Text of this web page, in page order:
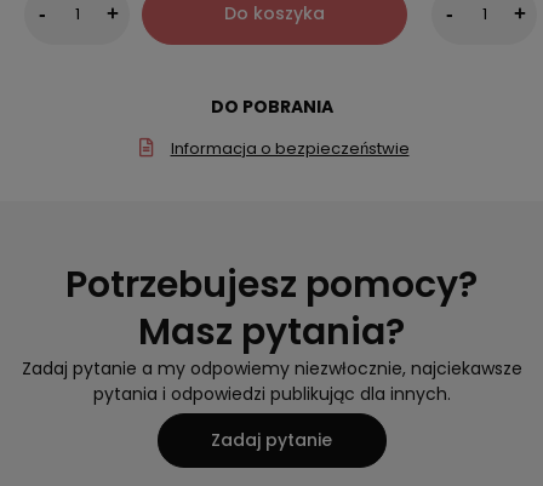
- + Do koszyka - +
DO POBRANIA
Informacja o bezpieczeństwie
Potrzebujesz pomocy?
Masz pytania?
Zadaj pytanie a my odpowiemy niezwłocznie, najciekawsze
pytania i odpowiedzi publikując dla innych.
Zadaj pytanie